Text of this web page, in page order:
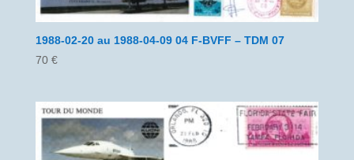
1988-02-20 au 1988-04-09 04 F-BVFF – TDM 07
70 €